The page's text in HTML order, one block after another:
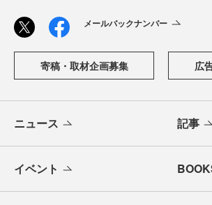
メールバックナンバー
寄稿・取材企画募集 広
ニュース 記事
イベント